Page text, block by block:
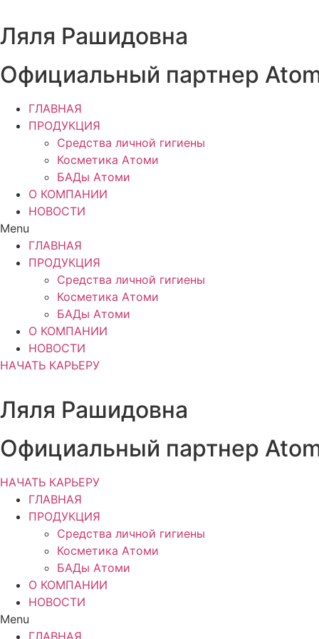
к
содержимому
Ляля Рашидовна
Официальный партнер
ГЛАВНАЯ
ПРОДУКЦИЯ
Средства личной гигиены
Косметика Атоми
БАДы Атоми
О КОМПАНИИ
НОВОСТИ
Menu
ГЛАВНАЯ
ПРОДУКЦИЯ
Средства личной гигиены
Косметика Атоми
БАДы Атоми
О КОМПАНИИ
НОВОСТИ
НАЧАТЬ КАРЬЕРУ
Ляля Рашидовна
Официальный партнер
НАЧАТЬ КАРЬЕРУ
ГЛАВНАЯ
ПРОДУКЦИЯ
Средства личной гигиены
Косметика Атоми
БАДы Атоми
О КОМПАНИИ
НОВОСТИ
Menu
ГЛАВНАЯ